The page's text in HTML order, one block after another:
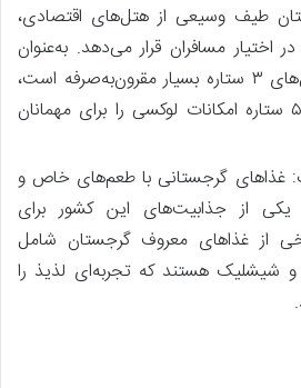
طیف وسیعی از هتل‌های اقتصادی،
اختیار مسافران قرار می‌دهد. به‌عنوان
مثال، اقامت در هتل‌های ۳ ستاره بسیار مقرون‌به‌صرفه است،
درحالی‌که هتل‌های ۵ ستاره امکانات لوکسی را برای مهمانان
غذاهای گرجستانی با طعم‌های خاص و
از جذابیت‌های این کشور برای
از غذاهای معروف گرجستان شامل
و شیشلیک هستند که تجربه‌ای لذیذ را